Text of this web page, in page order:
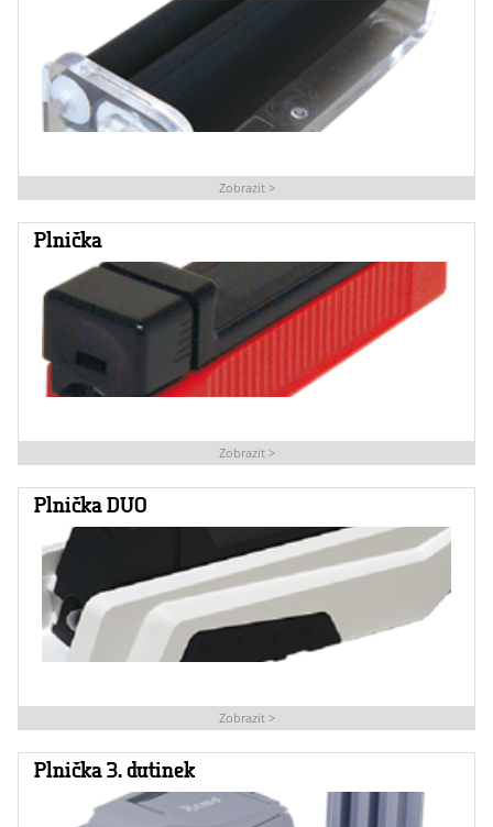
Zobrazit >
Plnička
Zobrazit >
Plnička DUO
Zobrazit >
Plnička 3. dutinek